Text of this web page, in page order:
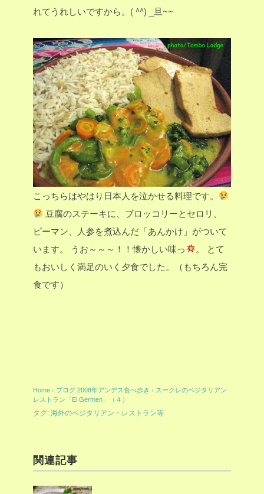
れてうれしいですから。( ^^) _旦~~
こっちらはやはり日本人を泣かせる料理です。
豆腐のステーキに、ブロッコリーとセロリ、
ピーマン、人参を煮込んだ「あんかけ」がついて
います。
うお～～～！！懐かしい味っ 。
とて
もおいしく満足のいく夕食でした。（もちろん完
食です）
Home › ブログ2008年アンデス食べ歩き › スークレのベジタリアン
レストラン「El Germen」（４）
タグ:海外のベジタリアン・レストラン等
関連記事